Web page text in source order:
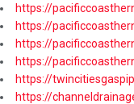
https://
https://
https://
https://
https://
https://